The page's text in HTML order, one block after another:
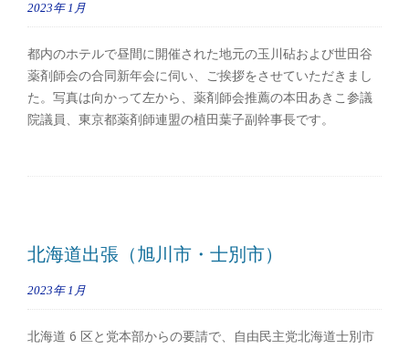
2023年 1月
都内のホテルで昼間に開催された地元の玉川砧および世田谷
薬剤師会の合同新年会に伺い、ご挨拶をさせていただきまし
た。写真は向かって左から、薬剤師会推薦の本田あきこ参議
院議員、東京都薬剤師連盟の植田葉子副幹事長です。
北海道出張（旭川市・士別市）
2023年 1月
北海道 6 区と党本部からの要請で、自由民主党北海道士別市